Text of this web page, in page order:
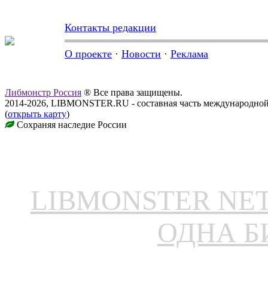
Контакты редакции
О проекте · Новости · Реклама
Либмонстр Россия ® Все права защищены.
2014-2026, LIBMONSTER.RU - составная часть
(открыть карту)
Сохраняя наследие России
LIBMONSTER
ОДНА